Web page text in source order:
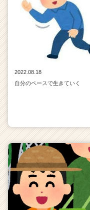
2022.08.18
自分のペースで生きていく